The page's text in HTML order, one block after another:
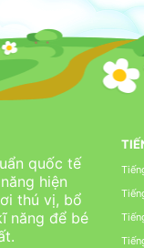
quốc tế
hiện
thú vị, bổ
năng để bé